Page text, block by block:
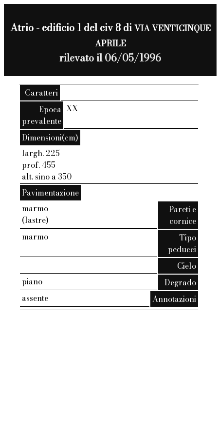
Atrio - edificio 1 del civ 8 diVIA VENTICINQUE
APRILE
rilevato il 06/05/1996
Caratteri
Epoca
prevalente
XX
Dimensioni(cm)
largh. 225
prof. 455
alt. sino a 350
Pavimentazione
marmo
(lastre)
Pareti e
cornice
marmo
Tipo
peducci
Cielo
piano
Degrado
assente
Annotazioni